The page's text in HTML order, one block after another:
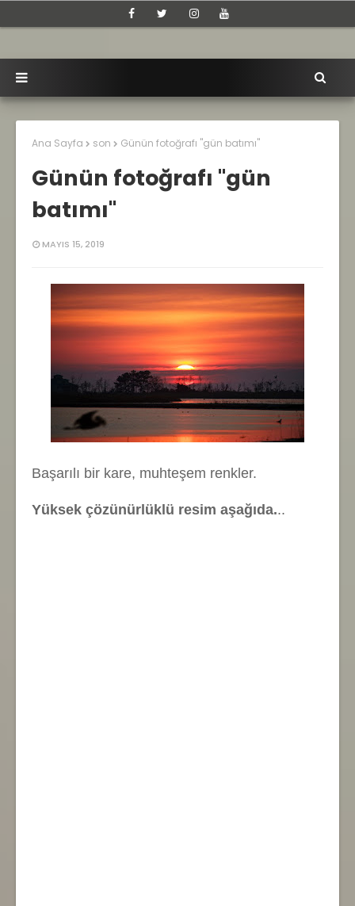
Ana Sayfa son Günün fotoğrafı "gün batımı"
Günün fotoğrafı "gün
batımı"
MAYIS 15, 2019
Başarılı bir kare, muhteşem renkler.
Yüksek çözünürlüklü resim aşağıda...